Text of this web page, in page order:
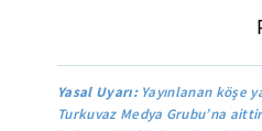
Yasal Uyarı: Yayınlanan köşe
Turkuvaz Medya Grubu’na